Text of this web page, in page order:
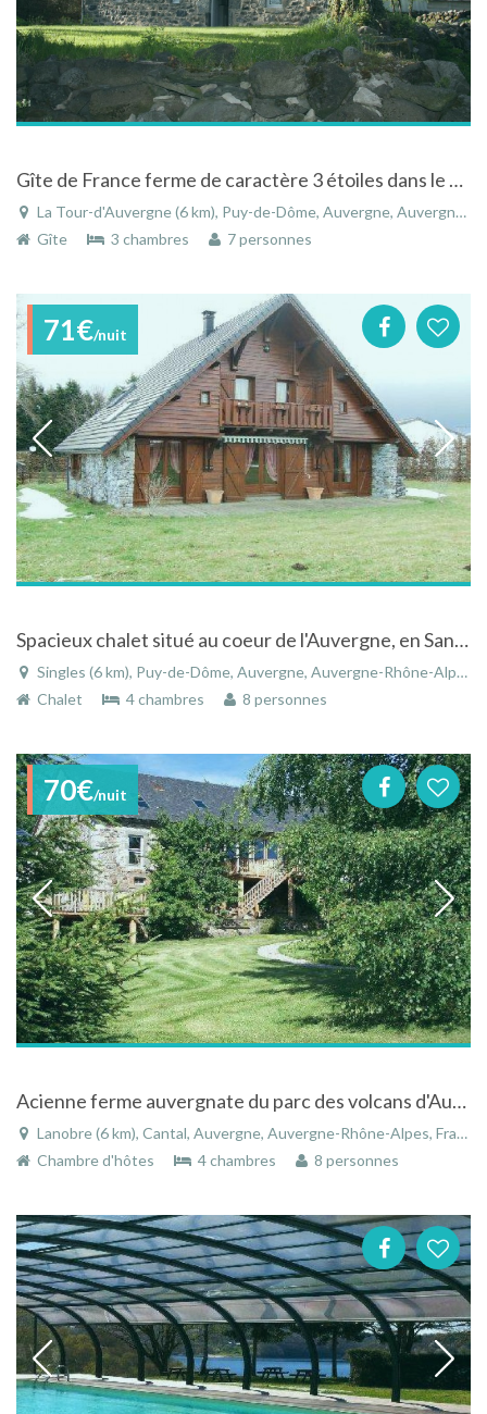
Gîte de France ferme de caractère 3 étoiles dans le parc des volcans d'Auvergne
La Tour-d'Auvergne (6 km), Puy-de-Dôme, Auvergne, Auvergne-Rhône-Alpes, France
Gîte
3 chambres 7 personnes
71€/nuit
Spacieux chalet situé au coeur de l'Auvergne, en Sancy-Artense
Singles (6 km), Puy-de-Dôme, Auvergne, Auvergne-Rhône-Alpes, France
Chalet
4 chambres 8 personnes
70€/nuit
Acienne ferme auvergnate du parc des volcans d'Auvergne, avec vue imprenanble sur les montagnes
Lanobre (6 km), Cantal, Auvergne, Auvergne-Rhône-Alpes, France
Chambre d'hôtes
4 chambres 8 personnes